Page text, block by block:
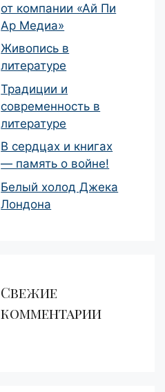
от компании «Ай Пи
Ар Медиа»
Живопись в
литературе
Традиции и
современность в
литературе
В сердцах и книгах
— память о войне!
Белый холод Джека
Лондона
Свежие
комментарии